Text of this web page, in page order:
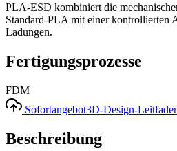
PLA-ESD kombiniert die
Standard-PLA mit einer kontrollierten
Ladungen.
Fertigungsprozesse
FDM
Sofortangebot3D-Design-
Beschreibung